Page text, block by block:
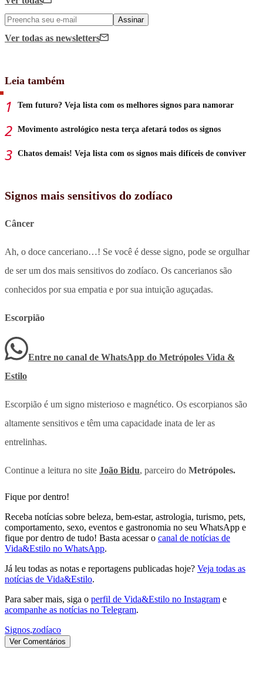
Assinar
Ver todas as newsletters
Leia também
Tem futuro? Veja lista com os melhores signos para namorar
Movimento astrológico nesta terça afetará todos os signos
Chatos demais! Veja lista com os signos mais difíceis de conviver
Signos mais sensitivos do zodíaco
Câncer
Ah, o doce canceriano…! Se você é desse signo, pode se orgulhar
de ser um dos mais sensitivos do zodíaco. Os cancerianos são
conhecidos por sua empatia e por sua intuição aguçadas.
Escorpião
Entre no canal de WhatsApp do Metrópoles Vida &
Estilo
Escorpião é um signo misterioso e magnético. Os escorpianos são
altamente sensitivos e têm uma capacidade inata de ler as
entrelinhas.
Continue a leitura no site João Bidu, parceiro do Metrópoles.
Fique por dentro!
Receba notícias sobre beleza, bem-estar, astrologia, turismo, pets,
comportamento, sexo, eventos e gastronomia no seu WhatsApp e
fique por dentro de tudo! Basta acessar o canal de notícias de
Vida&Estilo no WhatsApp.
Já leu todas as notas e reportagens publicadas hoje? Veja todas as
notícias de Vida&Estilo.
Para saber mais, siga o perfil de Vida&Estilo no Instagram e
acompanhe as notícias no Telegram.
Signos,zodíaco
Ver Comentários